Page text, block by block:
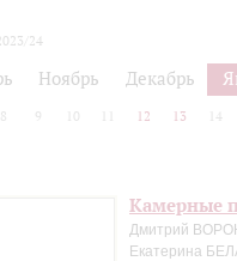
24
Ноябрь Декабрь
8 9 10 12 13 14
Камерные
Дмитрий
Екатерина